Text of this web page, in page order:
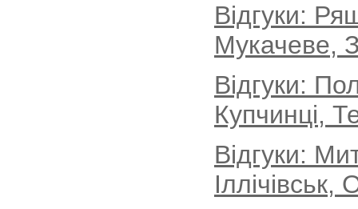
Відгуки:
Мукачеве,
Відгуки:
Купчинці,
Відгуки: